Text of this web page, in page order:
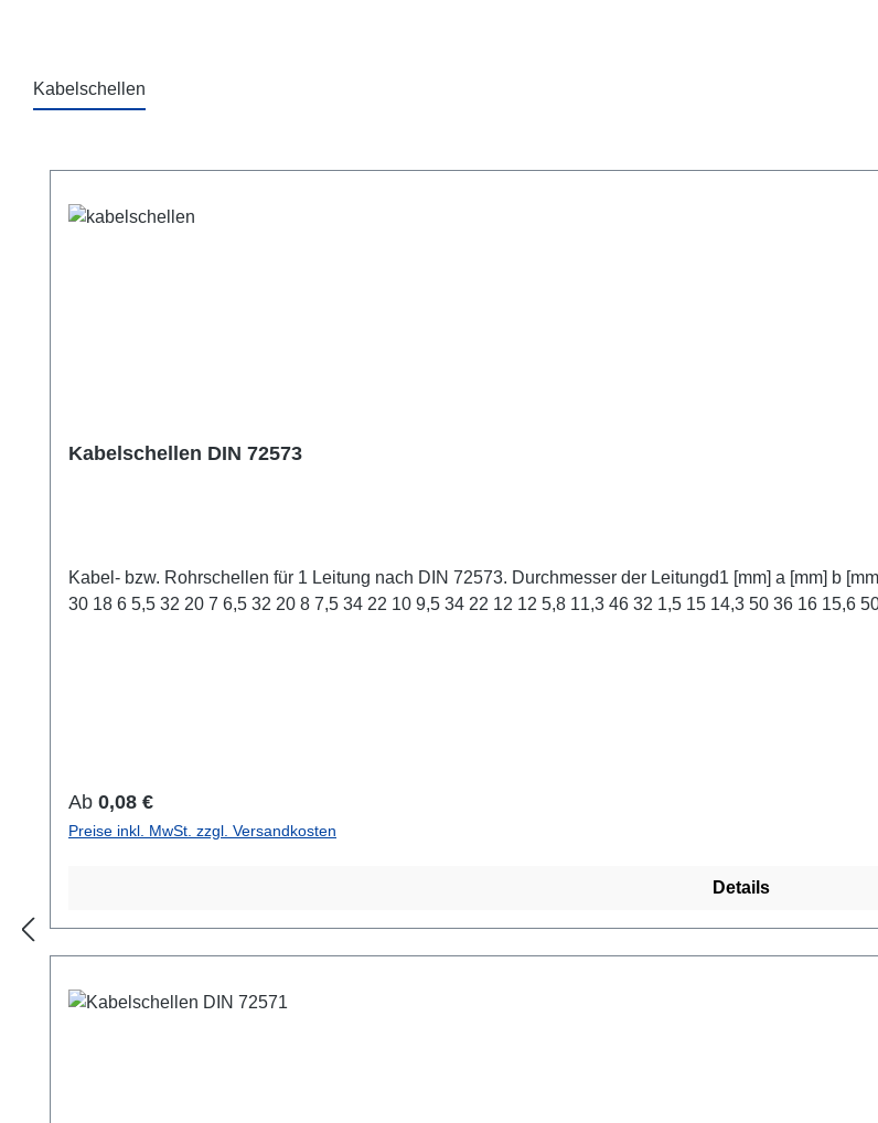
Kabelschellen
Kabelschellen DIN 72573
Kabel- bzw. Rohrschellen für 1 Leitung nach DIN 72573. Durchmesser der Leitungd1 [mm] a [mm] b [mm] d2 [mm] h1 [mm] l1 [mm] l2 [mm] s [mm] 4 10 4,8 3,5 29 17 1 5 4,5
Regulärer Preis:
Ab 0,08 €
Preise inkl. MwSt. zzgl. Versandkosten
Details